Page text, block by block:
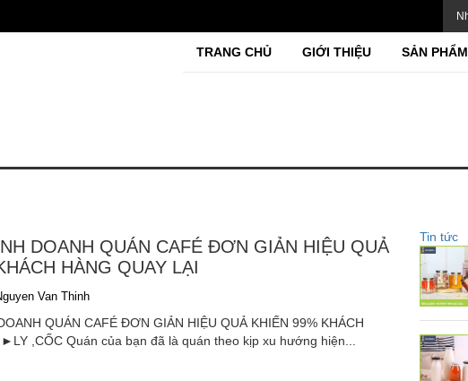
TRANG CHỦ GIỚI THIỆU SẢN PHẨM
DOANH QUÁN CAFÉ ĐƠN GIẢN HIỆU QUẢ
HÀNG QUAY LẠI
Van Thinh
QUÁN CAFÉ ĐƠN GIẢN HIỆU QUẢ KHIẾN 99% KHÁCH
,CỐC Quán của bạn đã là quán theo kịp xu hướng hiện...
Tin tức